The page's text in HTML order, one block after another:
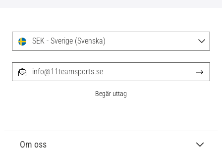
Om oss
SEK - Sverige (Svenska)
info@11teamsports.se
Begär uttag